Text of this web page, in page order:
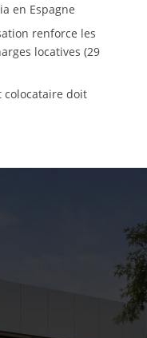
en Espagne
renforce les
locatives (29
colocataire doit